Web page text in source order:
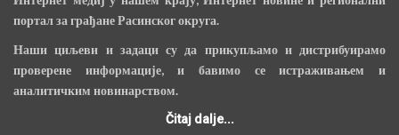
портал за грађане Расинског округа.
Наши циљеви и задаци су да прикупљамо и дистрибуирамо
проверене информације, и бавимо се истраживањем и
аналитичким новинарством.
Čitaj dalje...